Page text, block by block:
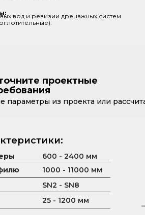
вод и ревизии дренажных систем
проектные
параметры из проекта или
600 - 2400 мм
SN2 - SN8
1000 - 11000 мм
25 - 1200 мм